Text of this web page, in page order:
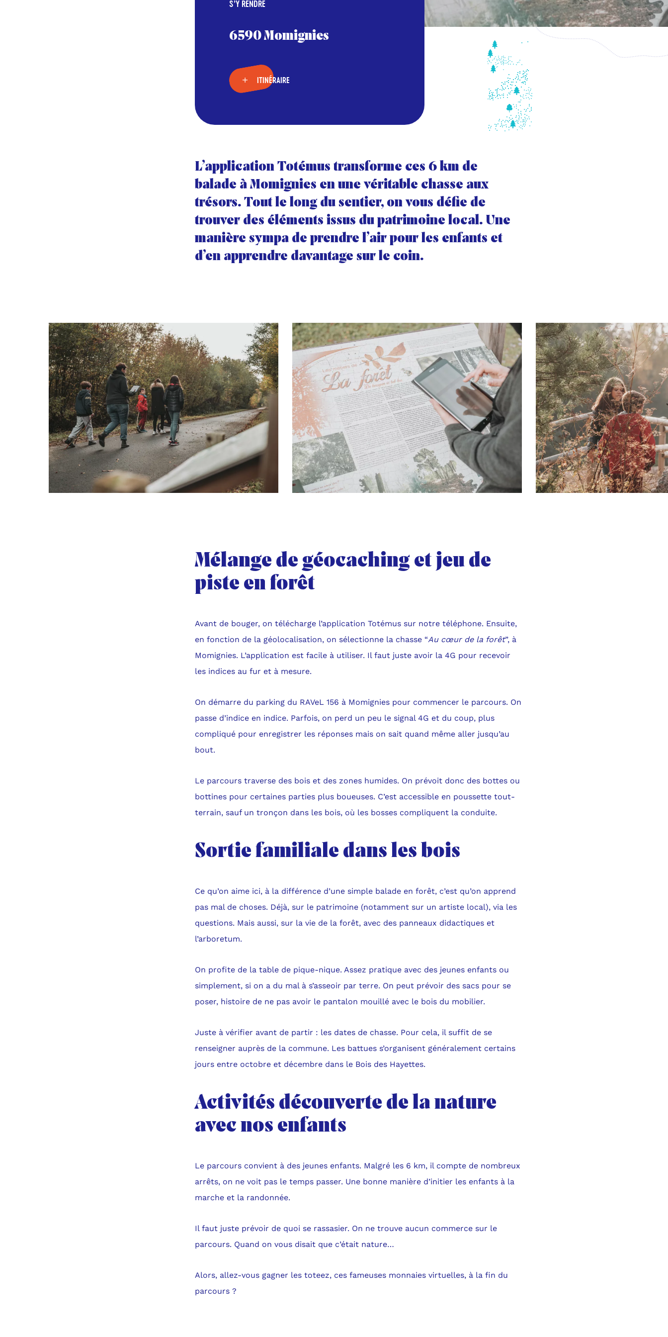
S’Y RENDRE
6590 Momignies
ITINÉRAIRE
L’application Totémus transforme ces 6 km de
balade à Momignies en une véritable chasse aux
trésors. Tout le long du sentier, on vous défie de
trouver des éléments issus du patrimoine local. Une
manière sympa de prendre l’air pour les enfants et
d’en apprendre davantage sur le coin.
Mélange de géocaching et jeu de
piste en forêt
Avant de bouger, on télécharge l’application Totémus sur notre téléphone. Ensuite,
en fonction de la géolocalisation, on sélectionne la chasse “Au cœur de la forêt”, à
Momignies. L’application est facile à utiliser. Il faut juste avoir la 4G pour recevoir
les indices au fur et à mesure.
On démarre du parking du RAVeL 156 à Momignies pour commencer le parcours. On
passe d’indice en indice. Parfois, on perd un peu le signal 4G et du coup, plus
compliqué pour enregistrer les réponses mais on sait quand même aller jusqu’au
bout.
Le parcours traverse des bois et des zones humides. On prévoit donc des bottes ou
bottines pour certaines parties plus boueuses. C’est accessible en poussette tout-
terrain, sauf un tronçon dans les bois, où les bosses compliquent la conduite.
Sortie familiale dans les bois
Ce qu’on aime ici, à la différence d’une simple balade en forêt, c’est qu’on apprend
pas mal de choses. Déjà, sur le patrimoine (notamment sur un artiste local), via les
questions. Mais aussi, sur la vie de la forêt, avec des panneaux didactiques et
l’arboretum.
On profite de la table de pique-nique. Assez pratique avec des jeunes enfants ou
simplement, si on a du mal à s’asseoir par terre. On peut prévoir des sacs pour se
poser, histoire de ne pas avoir le pantalon mouillé avec le bois du mobilier.
Juste à vérifier avant de partir : les dates de chasse. Pour cela, il suffit de se
renseigner auprès de la commune. Les battues s’organisent généralement certains
jours entre octobre et décembre dans le Bois des Hayettes.
Activités découverte de la nature
avec nos enfants
Le parcours convient à des jeunes enfants. Malgré les 6 km, il compte de nombreux
arrêts, on ne voit pas le temps passer. Une bonne manière d’initier les enfants à la
marche et la randonnée.
Il faut juste prévoir de quoi se rassasier. On ne trouve aucun commerce sur le
parcours. Quand on vous disait que c’était nature…
Alors, allez-vous gagner les toteez, ces fameuses monnaies virtuelles, à la fin du
parcours ?